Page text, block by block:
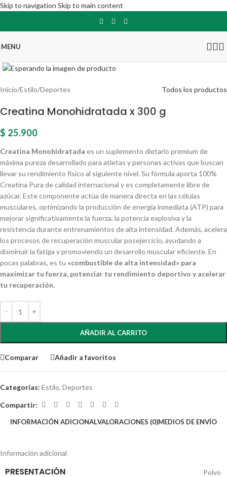
Skip to navigation Skip to main content
MENU
Inicio/Estilo/Deportes Todos los productos
Creatina Monohidratada x 300 g
$ 25.900
Creatina Monohidratada es un suplemento dietario premium de
máxima pureza desarrollado para atletas y personas activas que buscan
llevar su rendimiento físico al siguiente nivel. Su fórmula aporta 100%
Creatina Pura de calidad internacional y es completamente libre de
azúcar. Este componente actúa de manera directa en las células
musculares, optimizando la producción de energía inmediata (ATP) para
mejorar significativamente la fuerza, la potencia explosiva y la
resistencia durante entrenamientos de alta intensidad. Además, acelera
los procesos de recuperación muscular posejercicio, ayudando a
disminuir la fatiga y promoviendo un desarrollo muscular eficiente. En
pocas palabras, es tu «combustible de alta intensidad» para
maximizar tu fuerza, potenciar tu rendimiento deportivo y acelerar
tu recuperación.
AÑADIR AL CARRITO
Comparar Añadir a favoritos
Categorías: Estilo, Deportes
Compartir:
INFORMACIÓN ADICIONALVALORACIONES (0)MEDIOS DE ENVÍO
Información adicional
PRESENTACIÓN Polvo